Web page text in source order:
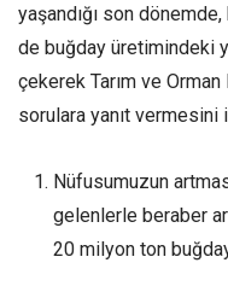
yaşandığı son
de buğday üretimindeki
çekerek Tarım ve Orman
sorulara yanıt vermesini
Nüfusumuzun
gelenlerle beraber
20 milyon ton